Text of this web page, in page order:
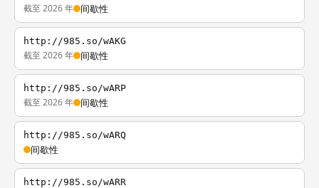
截至 2026 年 间歇性
http://985.so/wAKG
截至 2026 年 间歇性
http://985.so/wARP
截至 2026 年 间歇性
http://985.so/wARQ
间歇性
http://985.so/wARR